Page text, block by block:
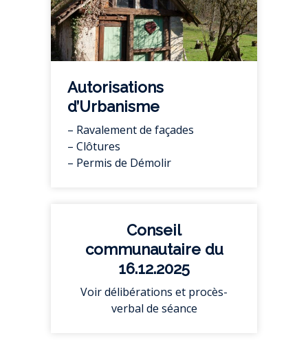
Autorisations
d’Urbanisme
– Ravalement de façades
– Clôtures
– Permis de Démolir
Conseil
communautaire du
16.12.2025
Voir délibérations et procès-
verbal de séance